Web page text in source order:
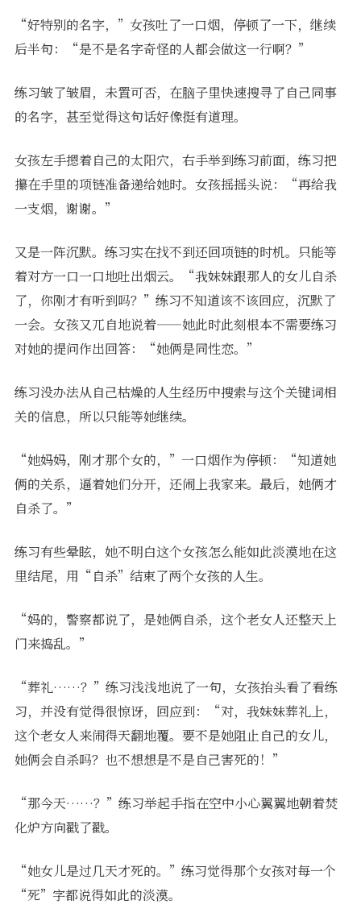
“好特别的名字，”女孩吐了一口烟，停顿了一下，继续
后半句：“是不是名字奇怪的人都会做这一行啊？”
练习皱了皱眉，未置可否，在脑子里快速搜寻了自己同事
的名字，甚至觉得这句话好像挺有道理。
女孩左手摁着自己的太阳穴，右手举到练习前面，练习把
攥在手里的项链准备递给她时。女孩摇摇头说：“再给我
一支烟，谢谢。”
又是一阵沉默。练习实在找不到还回项链的时机。只能等
着对方一口一口地吐出烟云。“我妹妹跟那人的女儿自杀
了，你刚才有听到吗？”练习不知道该不该回应，沉默了
一会。女孩又兀自地说着——她此时此刻根本不需要练习
对她的提问作出回答：“她俩是同性恋。”
练习没办法从自己枯燥的人生经历中搜索与这个关键词相
关的信息，所以只能等她继续。
“她妈妈，刚才那个女的，”一口烟作为停顿：“知道她
俩的关系，逼着她们分开，还闹上我家来。最后，她俩才
自杀了。”
练习有些晕眩，她不明白这个女孩怎么能如此淡漠地在这
里结尾，用“自杀”结束了两个女孩的人生。
“妈的，警察都说了，是她俩自杀，这个老女人还整天上
门来捣乱。”
“葬礼……？”练习浅浅地说了一句，女孩抬头看了看练
习，并没有觉得很惊讶，回应到：“对，我妹妹葬礼上，
这个老女人来闹得天翻地覆。要不是她阻止自己的女儿，
她俩会自杀吗？也不想想是不是自己害死的！”
“那今天……？”练习举起手指在空中小心翼翼地朝着焚
化炉方向戳了戳。
“她女儿是过几天才死的。”练习觉得那个女孩对每一个
“死”字都说得如此的淡漠。